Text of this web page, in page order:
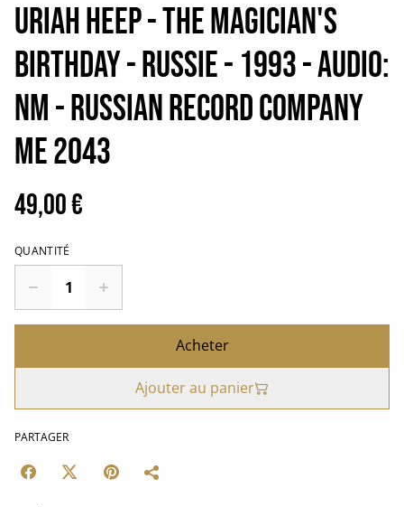
URIAH HEEP - The magician's
birthday - Russie - 1993 - Audio:
NM - RUSSIAN RECORD COMPANY
ME 2043
49,00 €
QUANTITÉ
Acheter
Ajouter au panier
PARTAGER